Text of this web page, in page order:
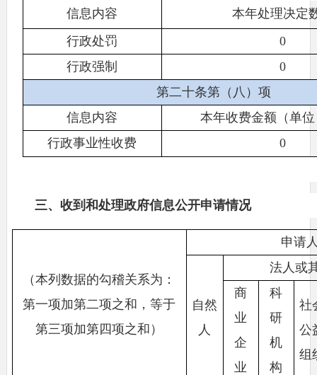
信息内容
本年处理决定
行政处罚
0
行政强制
0
第二十条第（八）项
信息内容
本年收费金额（单
行政事业性收费
0
三、收到和处理政府信息公开申请情况
（本列数据的勾稽关系为：
第一项加第二项之和，等于
第三项加第四项之和）
申请
自然
人
法人或
商
业
企
业
科
研
机
构
社
公
组